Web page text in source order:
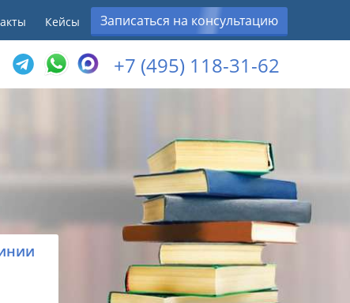
Кейсы Записаться на консультацию
+7 (495) 118-31-62